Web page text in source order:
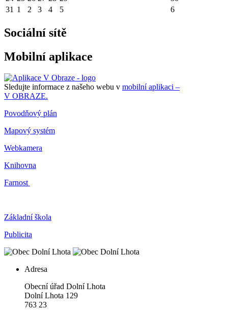
31 1 2 3 4 5 6
Sociální sítě
Mobilní aplikace
Sledujte informace z našeho webu v mobilní aplikaci –
V OBRAZE.
Povodňový plán
Mapový systém
Webkamera
Knihovna
Farnost
Základní škola
Publicita
Adresa
Obecní úřad Dolní Lhota
Dolní Lhota 129
763 23